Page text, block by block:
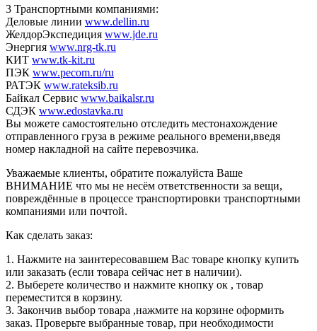
3 Транспортными компаниями:
Деловые линии www.dellin.ru
ЖелдорЭкспедиция www.jde.ru
Энергия www.nrg-tk.ru
КИТ www.tk-kit.ru
ПЭК www.pecom.ru/ru
РАТЭК www.rateksib.ru
Байкал Сервис www.baikalsr.ru
СДЭК www.edostavka.ru
Вы можете самостоятельно отследить местонахождение
отправленного груза в режиме реального времени,введя
номер накладной на сайте перевозчика.
Уважаемые клиенты, обратите пожалуйста Ваше
ВНИМАНИЕ что мы не несём ответственности за вещи,
повреждённые в процессе транспортировки транспортными
компаниями или почтой.
Как сделать заказ:
1. Нажмите на заинтересовавшем Вас товаре кнопку купить
или заказать (если товара сейчас нет в наличии).
2. Выберете количество и нажмите кнопку ок , товар
переместится в корзину.
3. Закончив выбор товара ,нажмите на корзине оформить
заказ. Проверьте выбранные товар, при необходимости